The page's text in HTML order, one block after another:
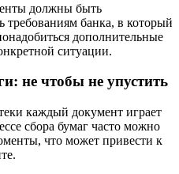
должны быть
требованиям банка, в который
дополнительные
ситуации.
не чтобы не упустить
каждый документ играет
сбора бумаг часто можно
что может привести к